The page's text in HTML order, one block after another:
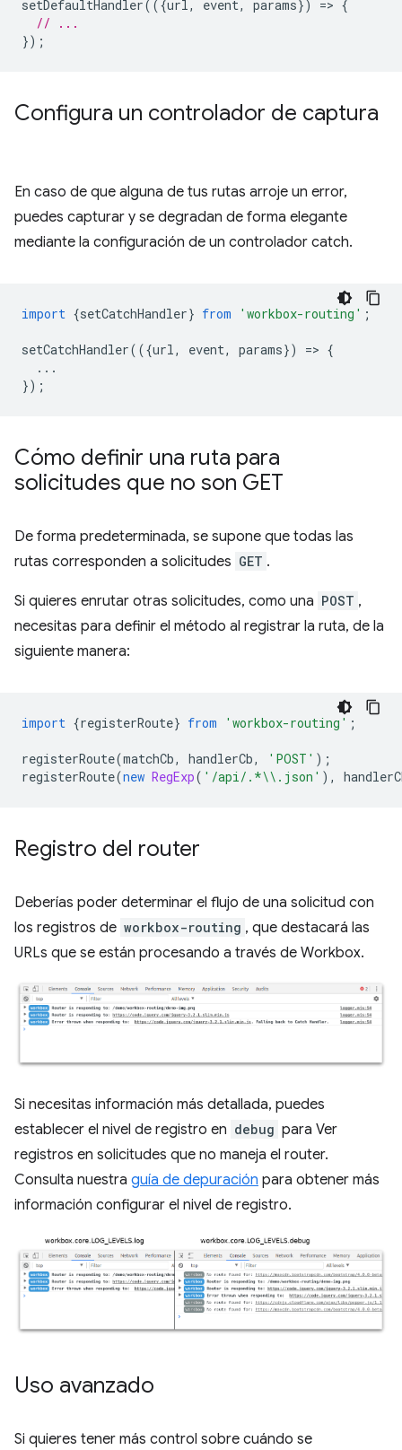
setDefaultHandler(({url, event, params}) => {
// ...
});
Configura un controlador de captura
En caso de que alguna de tus rutas arroje un error,
puedes capturar y se degradan de forma elegante
mediante la configuración de un controlador catch.
import {setCatchHandler} from 'workbox-routing' ;
setCatchHandler(({url, event, params}) => {
...
});
Cómo definir una ruta para
solicitudes que no son GET
De forma predeterminada, se supone que todas las
rutas corresponden a solicitudes GET .
Si quieres enrutar otras solicitudes, como una POST ,
necesitas para definir el método al registrar la ruta, de la
siguiente manera:
import {registerRoute} from 'workbox-routing' ;
registerRoute(matchCb, handlerCb, 'POST' );
registerRoute(new RegExp( '/api/.*\\.json' ),
Registro del router
Deberías poder determinar el flujo de una solicitud con
los registros de workbox-routing , que destacará las
URLs que se están procesando a través de Workbox.
Si necesitas información más detallada, puedes
establecer el nivel de registro en debug para Ver
registros en solicitudes que no maneja el router.
Consulta nuestra guía de depuración para obtener más
información configurar el nivel de registro.
Uso avanzado
Si quieres tener más control sobre cuándo se